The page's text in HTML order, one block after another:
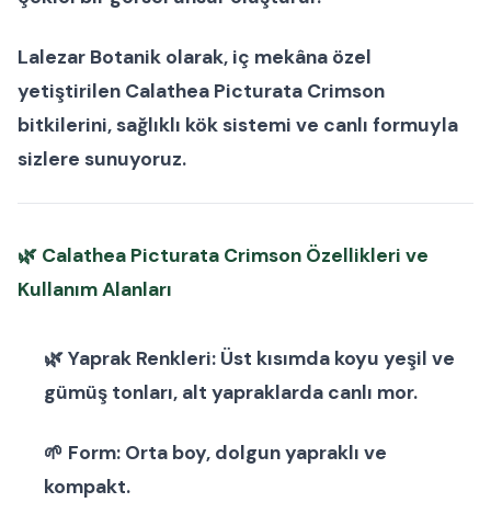
Lalezar Botanik olarak, iç mekâna özel
yetiştirilen Calathea Picturata Crimson
bitkilerini, sağlıklı kök sistemi ve canlı formuyla
sizlere sunuyoruz.
🌿 Calathea Picturata Crimson Özellikleri ve
Kullanım Alanları
🌿Yaprak Renkleri: Üst kısımda koyu yeşil ve
gümüş tonları, alt yapraklarda canlı mor.
🌱 Form: Orta boy, dolgun yapraklı ve
kompakt.